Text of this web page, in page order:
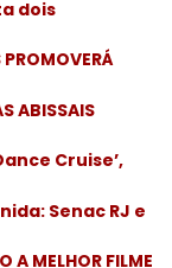
dois
ABISSAIS
Cruise’,
Senac RJ e
A MELHOR FILME